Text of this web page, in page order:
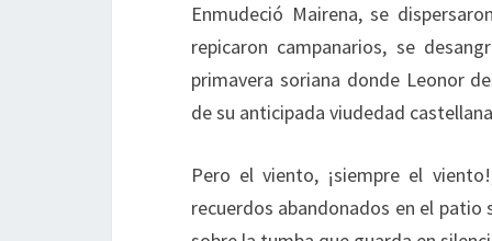
Enmudeció Mairena, se
repicaron campanarios, se
primavera soriana donde Leonor
de su anticipada viudedad
Pero el viento, ¡siempre el
recuerdos abandonados en el